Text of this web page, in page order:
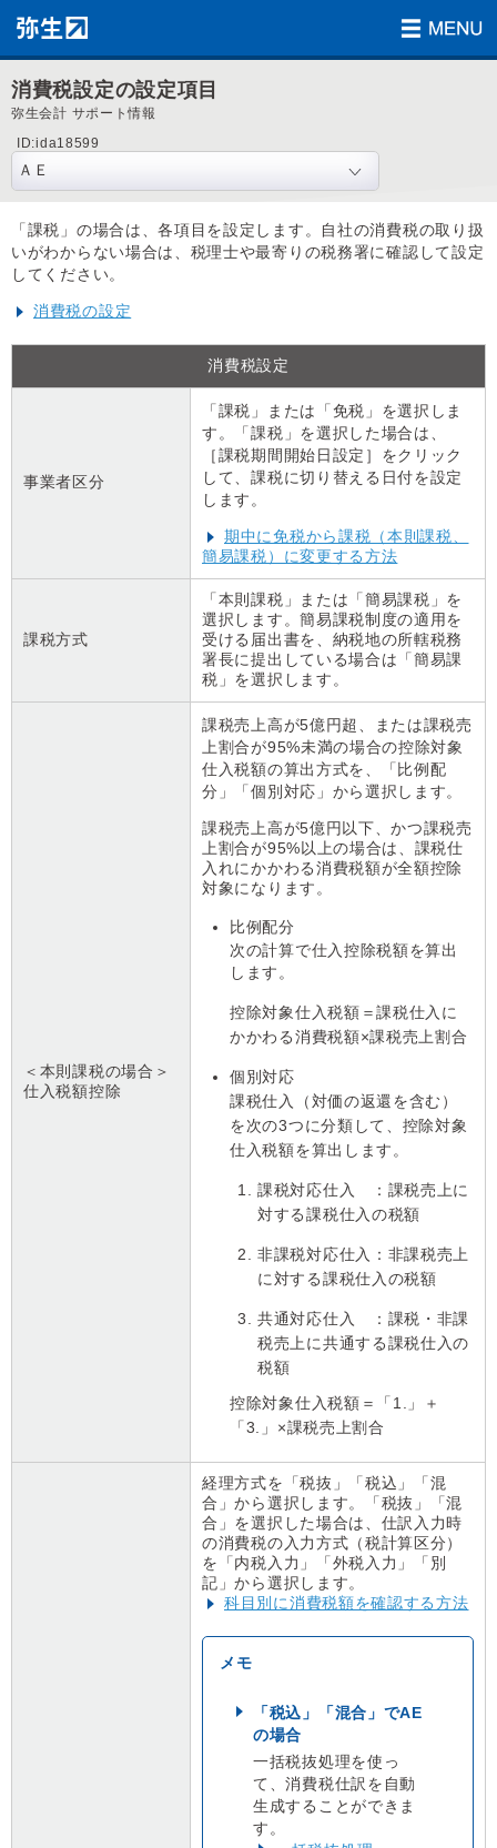
消費税設定の設定項目
弥生会計 サポート情報
ID:ida18599
「課税」の場合は、各項目を設定します。自社の消費税の取り扱
いがわからない場合は、税理士や最寄りの税務署に確認して設定
してください。
消費税の設定
消費税設定
事業者区分
「課税」または「免税」を選択しま
す。「課税」を選択した場合は、
［課税期間開始日設定］をクリック
して、課税に切り替える日付を設定
します。
期中に免税から課税（本則課税、
簡易課税）に変更する方法
課税方式
「本則課税」または「簡易課税」を
選択します。簡易課税制度の適用を
受ける届出書を、納税地の所轄税務
署長に提出している場合は「簡易課
税」を選択します。
＜本則課税の場合＞
仕入税額控除
課税売上高が5億円超、または課税売
上割合が95%未満の場合の控除対象
仕入税額の算出方式を、「比例配
分」「個別対応」から選択します。
課税売上高が5億円以下、かつ課税売
上割合が95%以上の場合は、課税仕
入れにかかわる消費税額が全額控除
対象になります。
比例配分
次の計算で仕入控除税額を算出
します。
控除対象仕入税額＝課税仕入に
かかわる消費税額×課税売上割合
個別対応
課税仕入（対価の返還を含む）
を次の3つに分類して、控除対象
仕入税額を算出します。
課税対応仕入 ：課税売上に
対する課税仕入の税額
非課税対応仕入：非課税売上
に対する課税仕入の税額
共通対応仕入 ：課税・非課
税売上に共通する課税仕入の
税額
控除対象仕入税額＝「1.」＋
「3.」×課税売上割合
経理方式を「税抜」「税込」「混
合」から選択します。「税抜」「混
合」を選択した場合は、仕訳入力時
の消費税の入力方式（税計算区分）
を「内税入力」「外税入力」「別
記」から選択します。
科目別に消費税額を確認する方法
「税込」「混合」でAE
の場合
一括税抜処理を使っ
て、消費税仕訳を自動
生成することができま
す。